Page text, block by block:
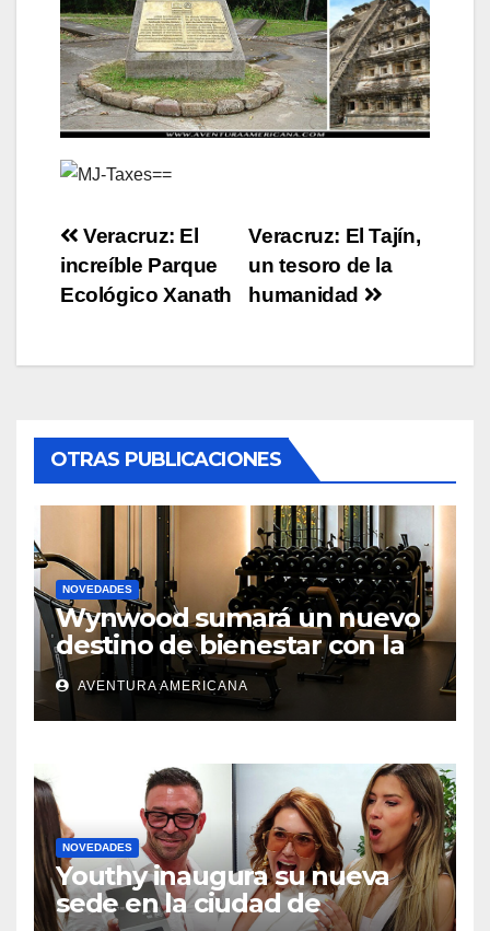
Post
navigation
Veracruz: El Tajín,
un tesoro de la
humanidad
Veracruz: El
increíble Parque
Ecológico Xanath
OTRAS PUBLICACIONES
NOVEDADES
Wynwood sumará un nuevo
destino de bienestar con la
apertura de UNLOCK
AVENTURA AMERICANA
NOVEDADES
Youthy inaugura su nueva
sede en la ciudad de